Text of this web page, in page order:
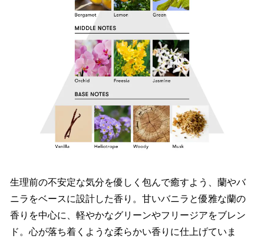
生理前の不安定な気分を優しく包んで癒すよう、蘭やバ
ニラをベースに設計した香り。甘いバニラと優雅な蘭の
香りを中心に、軽やかなグリーンやフリージアをブレン
ド。心が落ち着くような柔らかい香りに仕上げていま